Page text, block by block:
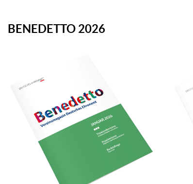
BENEDETTO 2026